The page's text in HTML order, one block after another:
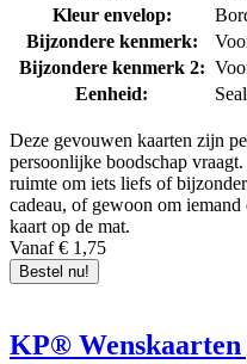
Kleur envelop:
Bijzondere kenmerk:
Bijzondere kenmerk 2:
Eenheid:
Deze gevouwen kaarten zijn
persoonlijke boodschap
ruimte om iets liefs of
cadeau, of gewoon om
kaart op de mat.
Vanaf € 1,75
Bestel nu!
KP® Wenskaarten